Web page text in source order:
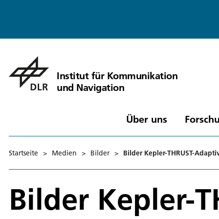
Institut für Kommunikation
und Navigation
Über uns
Startseite > Medien > Bilder > Bilder Kepler-THRUST-
Bilder Kepler-